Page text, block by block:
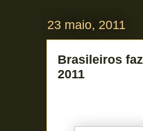
23 maio, 2011
Brasileiros
2011